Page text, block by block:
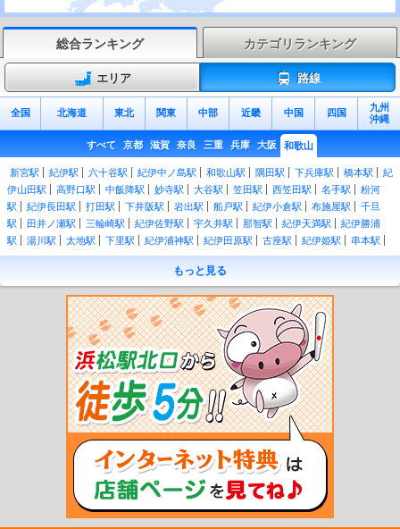
総合ランキング カテゴリランキング
エリア 路線
全国 北海道 東北 関東 中部 近畿 中国 四国
九州
沖縄
すべて 京都 滋賀 奈良 三重 兵庫 大阪 和歌山
新宮駅 紀伊駅 六十谷駅 紀伊中ノ島駅 和歌山駅 隅田駅 下兵庫駅 橋本駅
紀
伊山田駅
高野口駅 中飯降駅 妙寺駅 大谷駅 笠田駅 西笠田駅 名手駅
粉河
駅
紀伊長田駅 打田駅 下井阪駅 岩出駅 船戸駅 紀伊小倉駅 布施屋駅
千旦
駅
田井ノ瀬駅 三輪崎駅 紀伊佐野駅 宇久井駅 那智駅 紀伊天満駅
紀伊勝浦
駅
湯川駅 太地駅 下里駅 紀伊浦神駅 紀伊田原駅 古座駅 紀伊姫駅
串本駅
紀伊有田駅
田並駅 田子駅 和深駅 江住駅 見老津駅 周参見駅 紀伊日置駅
椿
紀伊新庄駅 紀伊田辺駅
駅
切目駅 印南駅 稲原駅 和佐駅 道成寺駅 御坊駅 紀伊内原駅
紀伊由良駅
広川ビーチ駅
湯浅駅 藤並駅 紀伊宮原駅 箕島駅 初島駅 下津駅
海南駅 黒江駅 紀三井寺駅 宮前駅 紀和駅 和歌山市駅 紀ノ川駅
和歌山港駅 東松江駅 中松江駅 八幡前駅 西ノ庄駅 二里ヶ浜駅
加太駅 紀見峠駅 林間田園都市駅 御幸辻駅 紀伊清水駅 学文路駅
高野下駅 下古沢駅 上古沢駅 紀伊細川駅 紀伊神谷駅 極楽橋駅
紀伊御坊駅 市役所前駅 西御坊駅 田中口駅 日前宮駅 神前駅
交通センター前駅 岡崎前駅 吉礼駅 伊太祈曽駅 山東駅 大池遊園駅
甘露寺前駅 貴志駅
もっと見る